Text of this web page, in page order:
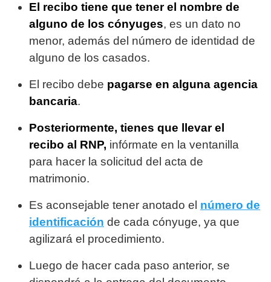
El recibo tiene que tener el nombre de
alguno de los cónyuges, es un dato no
menor, además del número de identidad de
alguno de los casados.
El recibo debe pagarse en alguna agencia
bancaria.
Posteriormente, tienes que llevar el
recibo al RNP, infórmate en la ventanilla
para hacer la solicitud del acta de
matrimonio.
Es aconsejable tener anotado el número de
identificación de cada cónyuge, ya que
agilizará el procedimiento.
Luego de hacer cada paso anterior, se